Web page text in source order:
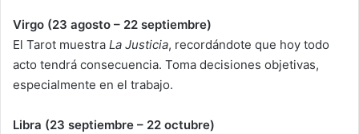
Virgo (23 agosto – 22 septiembre)
El Tarot muestra La Justicia, recordándote que hoy todo
acto tendrá consecuencia. Toma decisiones objetivas,
especialmente en el trabajo.
Libra (23 septiembre – 22 octubre)